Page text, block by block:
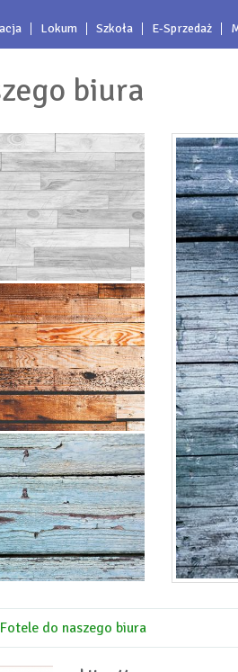
Lokum Szkoła E-Sprzedaż
biura
Fotele do naszego biura